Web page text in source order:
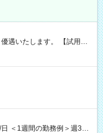
します。 【試用期
＜1週間の勤務例＞週3回